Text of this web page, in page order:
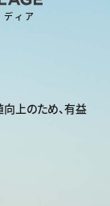
ィア
上のため、有益